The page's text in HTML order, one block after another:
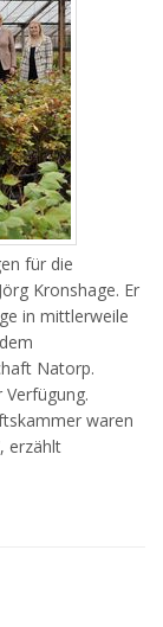
für die
Kronshage. Er
in mittlerweile
Natorp.
waren
erzählt